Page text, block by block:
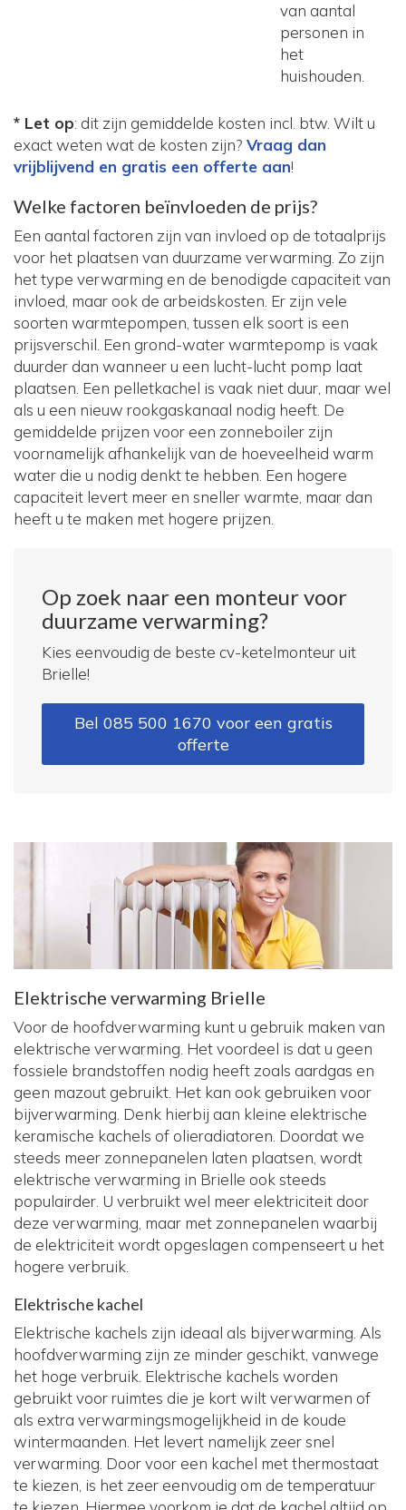
van aantal
personen in
het
huishouden.
* Let op: dit zijn gemiddelde kosten incl. btw. Wilt u
exact weten wat de kosten zijn? Vraag dan
vrijblijvend en gratis een offerte aan!
Welke factoren beïnvloeden de prijs?
Een aantal factoren zijn van invloed op de totaalprijs
voor het plaatsen van duurzame verwarming. Zo zijn
het type verwarming en de benodigde capaciteit van
invloed, maar ook de arbeidskosten. Er zijn vele
soorten warmtepompen, tussen elk soort is een
prijsverschil. Een grond-water warmtepomp is vaak
duurder dan wanneer u een lucht-lucht pomp laat
plaatsen. Een pelletkachel is vaak niet duur, maar wel
als u een nieuw rookgaskanaal nodig heeft. De
gemiddelde prijzen voor een zonneboiler zijn
voornamelijk afhankelijk van de hoeveelheid warm
water die u nodig denkt te hebben. Een hogere
capaciteit levert meer en sneller warmte, maar dan
heeft u te maken met hogere prijzen.
Op zoek naar een monteur voor
duurzame verwarming?
Kies eenvoudig de beste cv-ketelmonteur uit
Brielle!
Bel 085 500 1670 voor een gratis
offerte
Elektrische verwarming Brielle
Voor de hoofdverwarming kunt u gebruik maken van
elektrische verwarming. Het voordeel is dat u geen
fossiele brandstoffen nodig heeft zoals aardgas en
geen mazout gebruikt. Het kan ook gebruiken voor
bijverwarming. Denk hierbij aan kleine elektrische
keramische kachels of olieradiatoren. Doordat we
steeds meer zonnepanelen laten plaatsen, wordt
elektrische verwarming in Brielle ook steeds
populairder. U verbruikt wel meer elektriciteit door
deze verwarming, maar met zonnepanelen waarbij
de elektriciteit wordt opgeslagen compenseert u het
hogere verbruik.
Elektrische kachel
Elektrische kachels zijn ideaal als bijverwarming. Als
hoofdverwarming zijn ze minder geschikt, vanwege
het hoge verbruik. Elektrische kachels worden
gebruikt voor ruimtes die je kort wilt verwarmen of
als extra verwarmingsmogelijkheid in de koude
wintermaanden. Het levert namelijk zeer snel
verwarming. Door voor een kachel met thermostaat
te kiezen, is het zeer eenvoudig om de temperatuur